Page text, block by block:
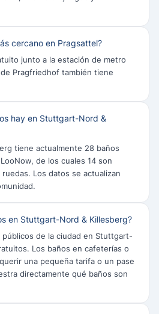
cercano en Pragsattel?
junto a la estación de metro
Pragfriedhof también tiene
hay en Stuttgart-Nord &
tiene actualmente 28 baños
de los cuales 14 son
Los datos se actualizan
en Stuttgart-Nord & Killesberg?
públicos de la ciudad en Stuttgart-
Los baños en cafeterías o
una pequeña tarifa o un pase
directamente qué baños son